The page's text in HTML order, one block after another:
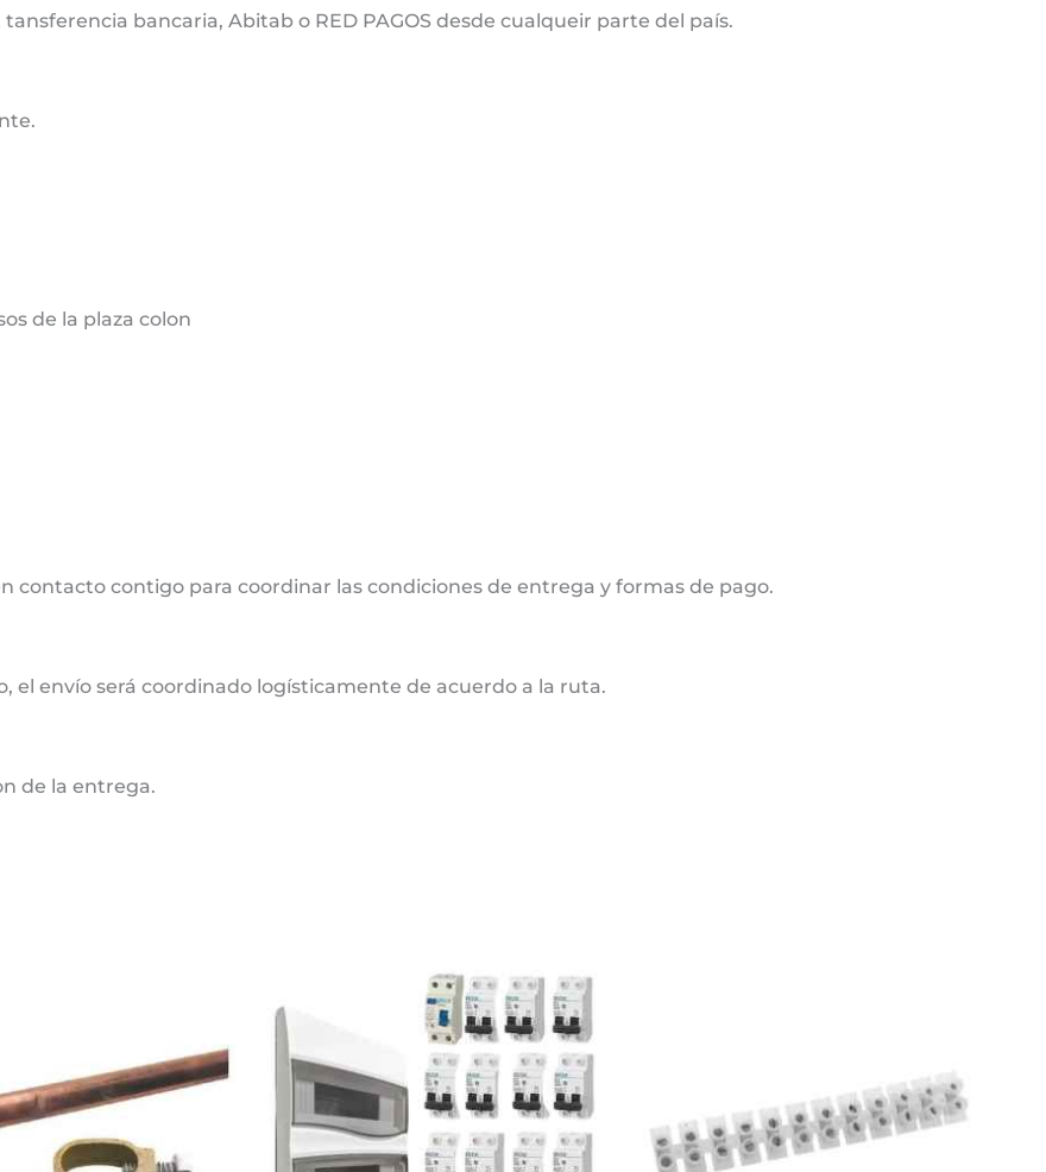
bancaria, Abitab o RED PAGOS desde cualqueir parte del país.
de la plaza colon
contacto contigo para coordinar las condiciones de entrega y formas de pago.
el envío será coordinado logísticamente de acuerdo a la ruta.
de la entrega.